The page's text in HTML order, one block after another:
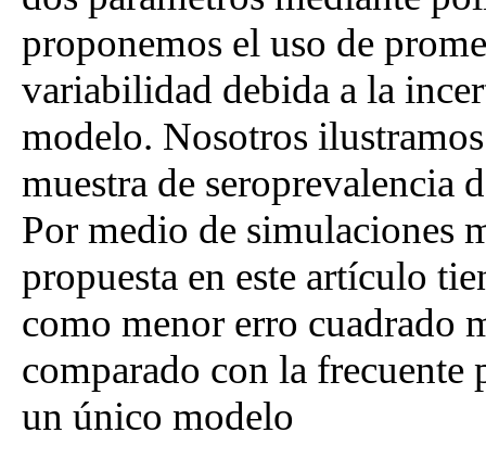
proponemos el uso de
variabilidad debida a la
modelo. Nosotros
muestra de seroprevalencia
Por medio de simulaciones
propuesta en este artículo
como menor erro cuadrado
comparado con la frecuente
un único modelo